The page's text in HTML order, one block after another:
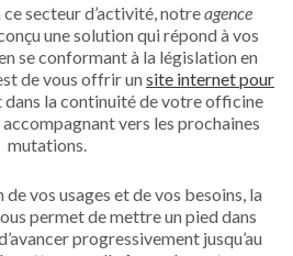
secteur d’activité, notreagence
une solution qui répond à vos
se conformant à la législation en
de vous offrir unsite internet pour
dans la continuité de votre officine
vers les prochaines
mutations.
vos usages et de vos besoins, la
permet de mettre un pied dans
progressivement jusqu’au